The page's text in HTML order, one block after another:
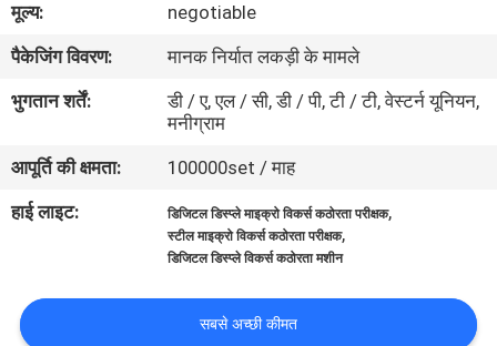
गुणवत्ता
नियंत्रण
संपर्क
करें
उद्धरण
मूल्य:
negotiable
पैकेजिंग विवरण:
मानक निर्यात लकड़ी के मामले
भुगतान शर्तें:
डी / ए, एल / सी, डी / पी, टी / टी, वेस्टर्न यूनियन,
मनीग्राम
आपूर्ति की क्षमता:
100000set / माह
हाई लाइट:
डिजिटल डिस्प्ले माइक्रो विकर्स कठोरता परीक्षक,
स्टील माइक्रो विकर्स कठोरता परीक्षक,
डिजिटल डिस्प्ले विकर्स कठोरता मशीन
सबसे अच्छी कीमत